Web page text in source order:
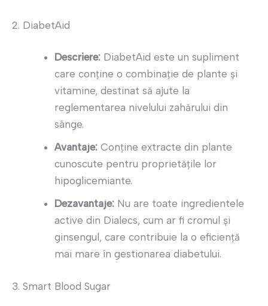
2. DiabetAid
Descriere: DiabetAid este un supliment
care conține o combinație de plante și
vitamine, destinat să ajute la
reglementarea nivelului zahărului din
sânge.
Avantaje: Conține extracte din plante
cunoscute pentru proprietățile lor
hipoglicemiante.
Dezavantaje: Nu are toate ingredientele
active din Dialecs, cum ar fi cromul și
ginsengul, care contribuie la o eficiență
mai mare în gestionarea diabetului.
3. Smart Blood Sugar